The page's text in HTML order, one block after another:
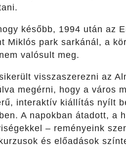
később, 1994 után az
Miklós park sarkánál, a
valósult meg.
visszaszerezni az
megérni, hogy a város
interaktív kiállítás nyílt
A napokban átadott, a
– reményeink
és előadások